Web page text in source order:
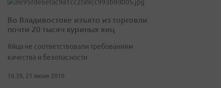
Во Владивостоке изъято из торговли
почти 20 тысяч куриных яиц
Яйца не соответствовали требованиям
качества и безопасности
16:39, 21 июня 2010